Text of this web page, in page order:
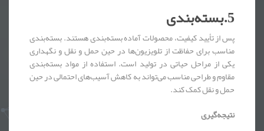
5.بسته‌بندی
پس از تأیید کیفیت، محصولات آماده بسته‌بندی هستند. بسته‌بندی
مناسب برای حفاظت از تلویزیون‌ها در حین حمل و نقل و نگهداری
یکی از مراحل حیاتی در تولید است. استفاده از مواد بسته‌بندی
مقاوم و طراحی مناسب می‌تواند به کاهش آسیب‌های احتمالی در حین
حمل و نقل کمک کند.
نتیجه‌گیری